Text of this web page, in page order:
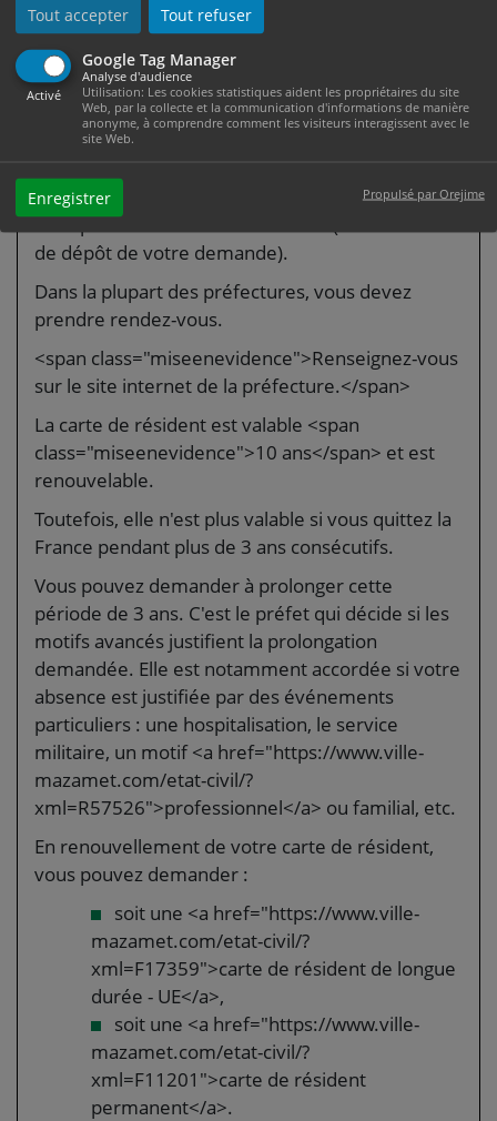
Tout accepter Tout refuser
Google Tag Manager
Activé
Analyse d'audience
Utilisation: Les cookies statistiques aident les propriétaires du site
Web, par la collecte et la communication d'informations de manière
anonyme, à comprendre comment les visiteurs interagissent avec le
site Web.
Enregistrer Propulsé par Orejime
6ème étape : Remise de la
carte de séjour une fois
qu'elle est disponible
Vous êtes informé par la préfecture que votre
La carte vous est remise par la préfecture ou la
sous-préfecture de votre domicile (selon le lieu
de dépôt de votre demande).
Dans la plupart des préfectures, vous devez
prendre rendez-vous.
<span class="miseenevidence">Renseignez-vous
sur le site internet de la préfecture.</span>
La carte de résident est valable <span
class="miseenevidence">10 ans</span> et est
renouvelable.
Toutefois, elle n'est plus valable si vous quittez la
France pendant plus de 3 ans consécutifs.
Vous pouvez demander à prolonger cette
période de 3 ans. C'est le préfet qui décide si les
motifs avancés justifient la prolongation
demandée. Elle est notamment accordée si votre
absence est justifiée par des événements
particuliers : une hospitalisation, le service
militaire, un motif <a href="https://www.ville-
mazamet.com/etat-civil/?
xml=R57526">professionnel</a> ou familial, etc.
En renouvellement de votre carte de résident,
vous pouvez demander :
soit une <a href="https://www.ville-
mazamet.com/etat-civil/?
xml=F17359">carte de résident de longue
durée - UE</a>,
soit une <a href="https://www.ville-
mazamet.com/etat-civil/?
xml=F11201">carte de résident
permanent</a>.